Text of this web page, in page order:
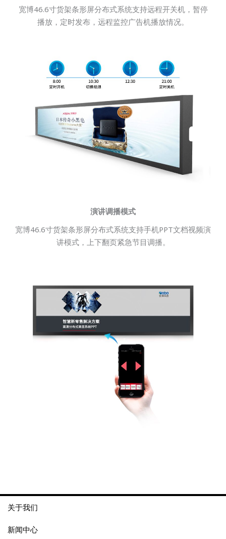
宽博46.6寸货架条形屏分布式系统支持远程开关机，暂停
播放，定时发布，远程监控广告机播放情况。
演讲调播模式
宽博46.6寸货架条形屏分布式系统支持手机PPT文档视频演
讲模式，上下翻页紧急节目调播。
关于我们
新闻中心